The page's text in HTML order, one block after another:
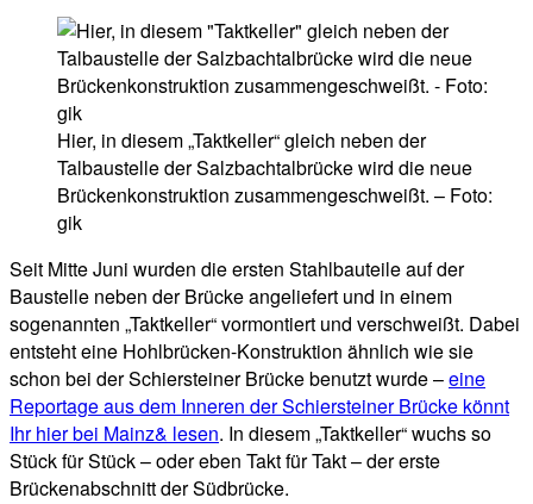
Hier, in diesem „Taktkeller“ gleich neben der
Talbaustelle der Salzbachtalbrücke wird die neue
Brückenkonstruktion zusammengeschweißt. – Foto:
gik
Seit Mitte Juni wurden die ersten Stahlbauteile auf der
Baustelle neben der Brücke angeliefert und in einem
sogenannten „Taktkeller“ vormontiert und verschweißt. Dabei
entsteht eine Hohlbrücken-Konstruktion ähnlich wie sie
schon bei der Schiersteiner Brücke benutzt wurde –eine
Reportage aus dem Inneren der Schiersteiner Brücke könnt
Ihr hier bei Mainz& lesen. In diesem „Taktkeller“ wuchs so
Stück für Stück – oder eben Takt für Takt – der erste
Brückenabschnitt der Südbrücke.